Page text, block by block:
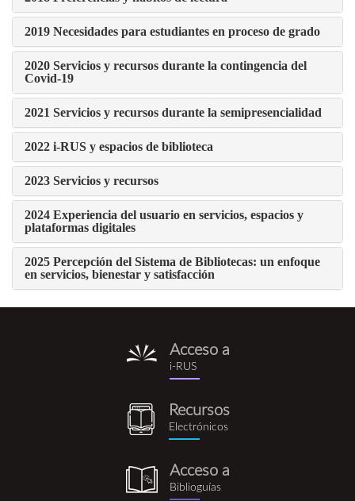
2019 Necesidades para estudiantes en proceso de grado
2020 Servicios y recursos durante la contingencia del
Covid-19
2021 Servicios y recursos durante la semipresencialidad
2022 i-RUS y espacios de biblioteca
2023 Servicios y recursos
2024 Experiencia del usuario en servicios, espacios y
plataformas digitales
2025 Percepción del Sistema de Bibliotecas: un enfoque
en servicios, bienestar y satisfacción
i-
rus.png
Acceso a
i-RUS
recursos_electronicos.png
Recursos
Electrónicos
biblioguia.png
Acceso a
Biblioguías